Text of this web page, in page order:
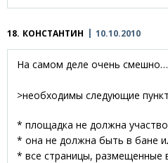
18. КОНСТАНТИН 10.10.2010
На самом деле очень смешно…
>необходимы следующие
* площадка не должна
* она не должна быть в бане
* все страницы, размещенные